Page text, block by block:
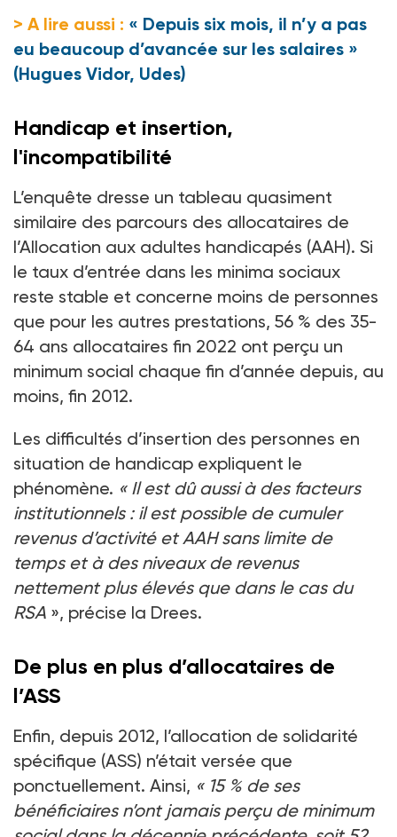
> A lire aussi : « Depuis six mois, il n’y a pas
eu beaucoup d’avancée sur les salaires »
(Hugues Vidor, Udes)
Handicap et insertion,
l'incompatibilité
L’enquête dresse un tableau quasiment
similaire des parcours des allocataires de
l’Allocation aux adultes handicapés (AAH). Si
le taux d’entrée dans les minima sociaux
reste stable et concerne moins de personnes
que pour les autres prestations, 56 % des 35-
64 ans allocataires fin 2022 ont perçu un
minimum social chaque fin d’année depuis, au
moins, fin 2012.
Les difficultés d’insertion des personnes en
situation de handicap expliquent le
phénomène. « Il est dû aussi à des facteurs
institutionnels : il est possible de cumuler
revenus d’activité et AAH sans limite de
temps et à des niveaux de revenus
nettement plus élevés que dans le cas du
RSA », précise la Drees.
De plus en plus d’allocataires de
l’ASS
Enfin, depuis 2012, l’allocation de solidarité
spécifique (ASS) n’était versée que
ponctuellement. Ainsi, « 15 % de ses
bénéficiaires n’ont jamais perçu de minimum